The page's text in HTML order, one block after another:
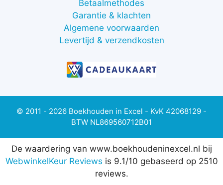
Betaalmethodes
Garantie & klachten
Algemene voorwaarden
Levertijd & verzendkosten
© 2011 - 2026 Boekhouden in Excel - KvK 42068129 -
BTW NL869560712B01
De waardering van www.boekhoudeninexcel.nl bij
WebwinkelKeur Reviews is 9.1/10 gebaseerd op 2510
reviews.